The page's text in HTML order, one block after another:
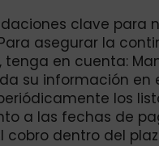
clave para
asegurar la
tenga en cuenta:
su información en
los
a las fechas de
cobro dentro del